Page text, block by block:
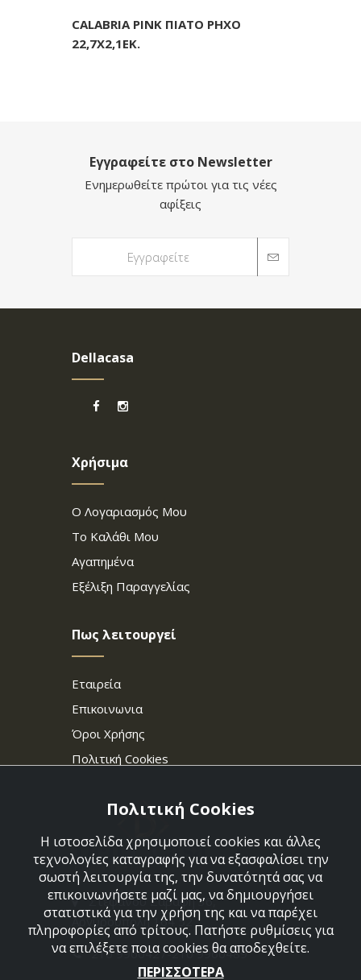
CALABRIA PINK ΠΙΑΤΟ ΡΗΧΟ
22,7Χ2,1ΕΚ.
Εγγραφείτε στο Newsletter
Ενημερωθείτε πρώτοι για τις νέες
αφίξεις
Dellacasa
Χρήσιμα
Ο Λογαριασμός Μου
Το Καλάθι Μου
Αγαπημένα
Εξέλιξη Παραγγελίας
Πως λειτουργεί
Εταιρεία
Επικοινωνια
Όροι Χρήσης
Πολιτική Cookies
Στεφάνου Σαράφη 36,
Αργυρούπολη 164 52
210 9960427-210 9960489
Πολιτική Cookies
Η ιστοσελίδα χρησιμοποιεί cookies και άλλες
τεχνολογίες καταγραφής για να εξασφαλίσει την
σωστή λειτουργία της, την δυνατότητά σας να
επικοινωνήσετε μαζί μας, να δημιουργήσει
στατιστικά για την χρήση της και να παρέχει
πληροφορίες από τρίτους. Πατήστε ρυθμίσεις για
να επιλέξετε ποια cookies θα αποδεχθείτε.
ΠΕΡΙΣΣΟΤΕΡΑ